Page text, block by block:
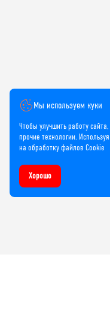
Мы используем куки
Чтобы улучшить работу
прочие технологии.
на обработку файлов Cookie
Хорошо